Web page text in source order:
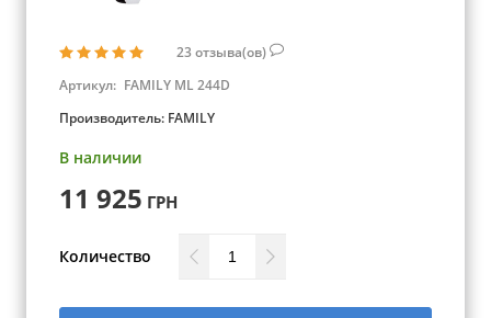
23отзыва(ов)
Артикул: FAMILY ML 244D
Производитель: FAMILY
В наличии
11 925 ГРН
Количество